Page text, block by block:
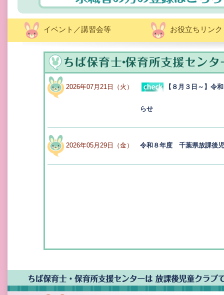
イベント／講習会等 お役立ちリンク
2026年07月21日（火） 【８月３日～】令
らせ
2026年05月29日（金） 令和８年度 千葉県放課後